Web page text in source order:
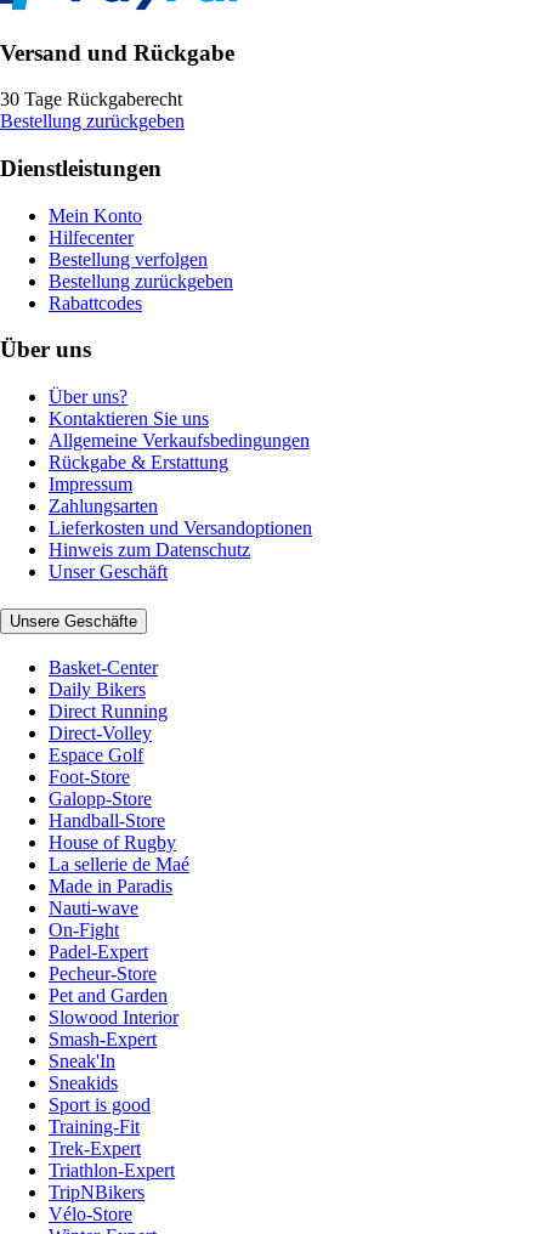
Versand und Rückgabe
30 Tage Rückgaberecht
Bestellung zurückgeben
Dienstleistungen
Mein Konto
Hilfecenter
Bestellung verfolgen
Bestellung zurückgeben
Rabattcodes
Über uns
Über uns?
Kontaktieren Sie uns
Allgemeine Verkaufsbedingungen
Rückgabe & Erstattung
Impressum
Zahlungsarten
Lieferkosten und Versandoptionen
Hinweis zum Datenschutz
Unser Geschäft
Unsere Geschäfte
Basket-Center
Daily Bikers
Direct Running
Direct-Volley
Espace Golf
Foot-Store
Galopp-Store
Handball-Store
House of Rugby
La sellerie de Maé
Made in Paradis
Nauti-wave
On-Fight
Padel-Expert
Pecheur-Store
Pet and Garden
Slowood Interior
Smash-Expert
Sneak'In
Sneakids
Sport is good
Training-Fit
Trek-Expert
Triathlon-Expert
TripNBikers
Vélo-Store